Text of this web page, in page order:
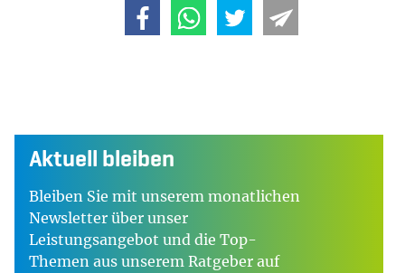
Aktuell bleiben
Bleiben Sie mit unserem monatlichen
Newsletter über unser
Leistungsangebot und die Top-
Themen aus unserem Ratgeber auf